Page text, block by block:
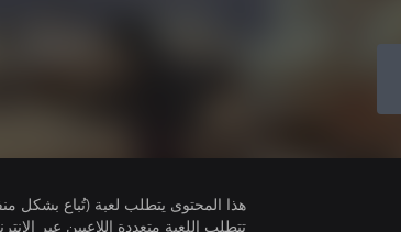
هذا المحتوى يتطلب لعبة (تُباع بشكل